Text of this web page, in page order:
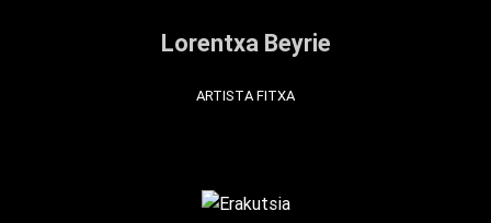
Lorentxa Beyrie
ARTISTA FITXA